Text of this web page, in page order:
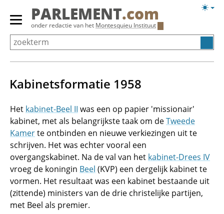
Overslaan
Primair
menu
tonen/verbergen
PARLEMENT.com
onder redactie van het Montesquieu Instituut
Kabinetsformatie 1958
Het kabinet-Beel II was een op papier 'missionair'
kabinet, met als belangrijkste taak om deTweede
Kamerte ontbinden en nieuwe verkiezingen uit te
schrijven. Het was echter vooral een
overgangskabinet. Na de val van het kabinet-Drees IV
vroeg de koningin Beel (KVP) een dergelijk kabinet te
vormen. Het resultaat was een kabinet bestaande uit
(zittende) ministers van de drie christelijke partijen,
met Beel als premier.